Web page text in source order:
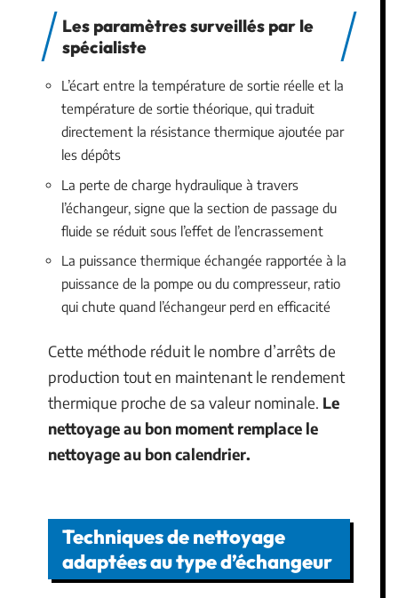
Les paramètres surveillés par le
spécialiste
L’écart entre la température de sortie réelle et la
température de sortie théorique, qui traduit
directement la résistance thermique ajoutée par
les dépôts
La perte de charge hydraulique à travers
l’échangeur, signe que la section de passage du
fluide se réduit sous l’effet de l’encrassement
La puissance thermique échangée rapportée à la
puissance de la pompe ou du compresseur, ratio
qui chute quand l’échangeur perd en efficacité
Cette méthode réduit le nombre d’arrêts de
production tout en maintenant le rendement
thermique proche de sa valeur nominale. Le
nettoyage au bon moment remplace le
nettoyage au bon calendrier.
Techniques de nettoyage
adaptées au type d’échangeur